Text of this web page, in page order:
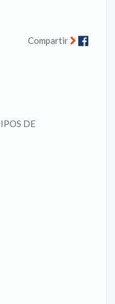
Compartir
DE